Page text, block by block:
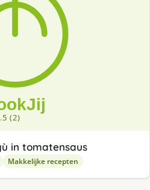
(2)
in tomatensaus
Makkelijke recepten